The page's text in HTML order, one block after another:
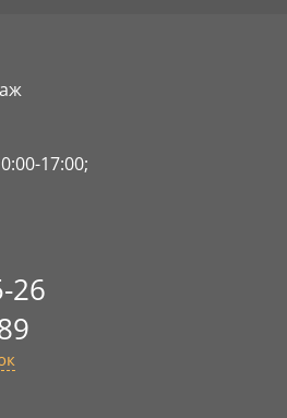
17:00;
26